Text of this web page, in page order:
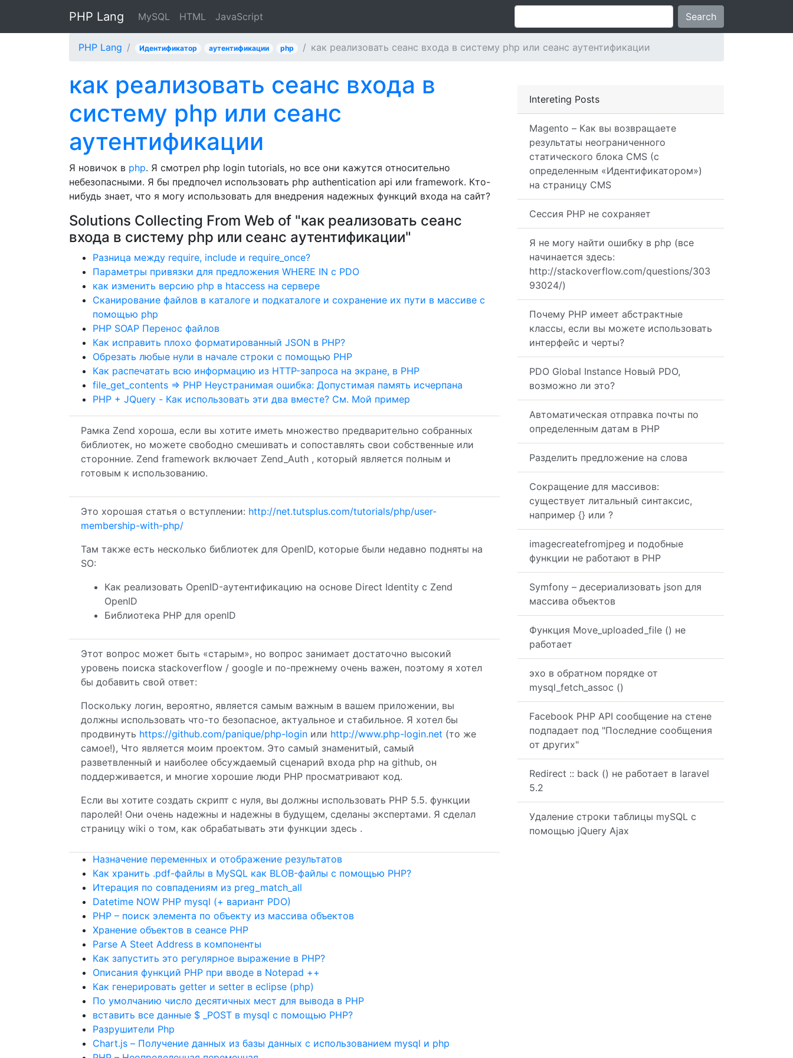
PHP Lang MySQL HTML JavaScript Search
PHP Lang Идентификатор аутентификации php как реализовать сеанс входа в систему php или сеанс аутентификации
Intereting Posts
Magento – Как вы возвращаете
результаты неограниченного
статического блока CMS (с
определенным «Идентификатором»)
на страницу CMS
Сессия PHP не сохраняет
Я не могу найти ошибку в php (все
начинается здесь:
http://stackoverflow.com/questions/303
93024/)
Почему PHP имеет абстрактные
классы, если вы можете использовать
интерфейс и черты?
PDO Global Instance Новый PDO,
возможно ли это?
Автоматическая отправка почты по
определенным датам в PHP
Разделить предложение на слова
Сокращение для массивов:
существует литальный синтаксис,
например {} или ?
imagecreatefromjpeg и подобные
функции не работают в PHP
Symfony – десериализовать json для
массива объектов
Функция Move_uploaded_file () не
работает
эхо в обратном порядке от
mysql_fetch_assoc ()
Facebook PHP API сообщение на стене
подпадает под "Последние сообщения
от других"
Redirect :: back () не работает в laravel
5.2
Удаление строки таблицы mySQL с
помощью jQuery Ajax
как реализовать сеанс входа в
систему php или сеанс
аутентификации
Я новичок в php. Я смотрел php login tutorials, но все они кажутся относительно
небезопасными. Я бы предпочел использовать php authentication api или framework. Кто-
нибудь знает, что я могу использовать для внедрения надежных функций входа на сайт?
Solutions Collecting From Web of "как реализовать сеанс
входа в систему php или сеанс аутентификации"
Разница между require, include и require_once?
Параметры привязки для предложения WHERE IN с PDO
как изменить версию php в htaccess на сервере
Сканирование файлов в каталоге и подкаталоге и сохранение их пути в массиве с
помощью php
PHP SOAP Перенос файлов
Как исправить плохо форматированный JSON в PHP?
Обрезать любые нули в начале строки с помощью PHP
Как распечатать всю информацию из HTTP-запроса на экране, в PHP
file_get_contents => PHP Неустранимая ошибка: Допустимая память исчерпана
PHP + JQuery - Как использовать эти два вместе? См. Мой пример
Рамка Zend хороша, если вы хотите иметь множество предварительно собранных
библиотек, но можете свободно смешивать и сопоставлять свои собственные или
сторонние. Zend framework включает Zend_Auth , который является полным и
готовым к использованию.
Это хорошая статья о вступлении: http://net.tutsplus.com/tutorials/php/user-
membership-with-php/
Там также есть несколько библиотек для OpenID, которые были недавно подняты на
SO:
Как реализовать OpenID-аутентификацию на основе Direct Identity с Zend
OpenID
Библиотека PHP для openID
Этот вопрос может быть «старым», но вопрос занимает достаточно высокий
уровень поиска stackoverflow / google и по-прежнему очень важен, поэтому я хотел
бы добавить свой ответ:
Поскольку логин, вероятно, является самым важным в вашем приложении, вы
должны использовать что-то безопасное, актуальное и стабильное. Я хотел бы
продвинуть https://github.com/panique/php-login или http://www.php-login.net (то же
самое!), Что является моим проектом. Это самый знаменитый, самый
разветвленный и наиболее обсуждаемый сценарий входа php на github, он
поддерживается, и многие хорошие люди PHP просматривают код.
Если вы хотите создать скрипт с нуля, вы должны использовать PHP 5.5. функции
паролей! Они очень надежны и надежны в будущем, сделаны экспертами. Я сделал
страницу wiki о том, как обрабатывать эти функции здесь .
Назначение переменных и отображение результатов
Как хранить .pdf-файлы в MySQL как BLOB-файлы с помощью PHP?
Итерация по совпадениям из preg_match_all
Datetime NOW PHP mysql (+ вариант PDO)
PHP – поиск элемента по объекту из массива объектов
Хранение объектов в сеансе PHP
Parse A Steet Address в компоненты
Как запустить это регулярное выражение в PHP?
Описания функций PHP при вводе в Notepad ++
Как генерировать getter и setter в eclipse (php)
По умолчанию число десятичных мест для вывода в PHP
вставить все данные $ _POST в mysql с помощью PHP?
Разрушители Php
Chart.js – Получение данных из базы данных с использованием mysql и php